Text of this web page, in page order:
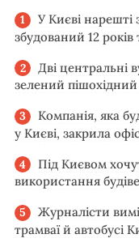
У Києві
збудований 12 років
Дві центральні
зелений пішохідний
Компанія, яка
у Києві, закрила
Під Києвом
використання
Журналісти
трамваї й автобусі